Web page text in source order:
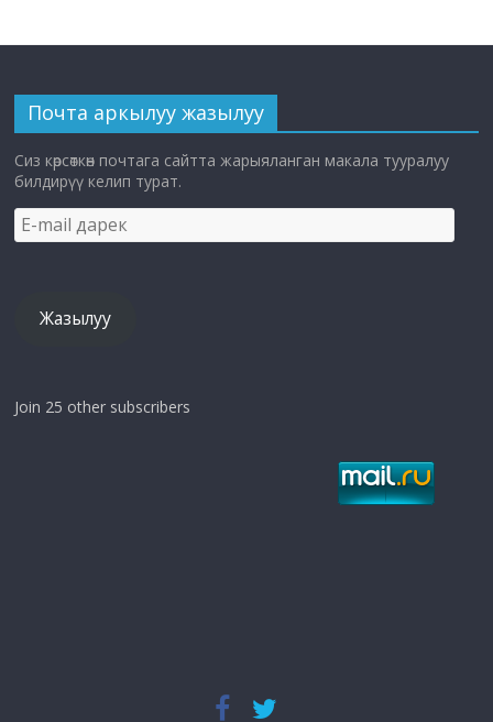
Почта аркылуу жазылуу
Сиз көрсөткөн почтага сайтта жарыяланган макала тууралуу
билдирүү келип турат.
E-
mail
Жазылуу
Join 25 other subscribers